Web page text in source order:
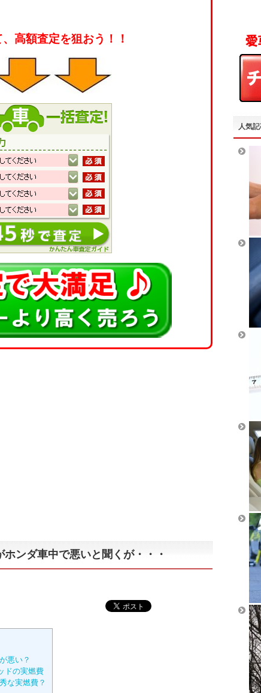
高額査定を狙おう！！
ンダ車中で悪いと聞くが・・・
悪い？
ドの実燃費
な実燃費？
人気